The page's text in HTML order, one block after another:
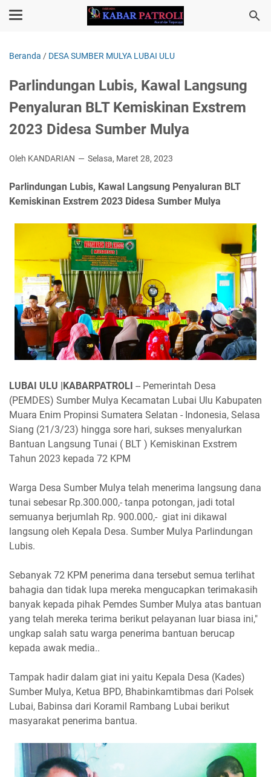
Beranda / DESA SUMBER MULYA LUBAI ULU
Parlindungan Lubis, Kawal Langsung
Penyaluran BLT Kemiskinan Exstrem
2023 Didesa Sumber Mulya
Oleh KANDARIAN Selasa, Maret 28, 2023
Parlindungan Lubis, Kawal Langsung Penyaluran BLT
Kemiskinan Exstrem 2023 Didesa Sumber Mulya
LUBAI ULU |KABARPATROLI -- Pemerintah Desa
(PEMDES) Sumber Mulya Kecamatan Lubai Ulu Kabupaten
Muara Enim Propinsi Sumatera Selatan - Indonesia, Selasa
Siang (21/3/23) hingga sore hari, sukses menyalurkan
Bantuan Langsung Tunai ( BLT ) Kemiskinan Exstrem
Tahun 2023 kepada 72 KPM
Warga Desa Sumber Mulya telah menerima langsung dana
tunai sebesar Rp.300.000,- tanpa potongan, jadi total
semuanya berjumlah Rp. 900.000,- giat ini dikawal
langsung oleh Kepala Desa. Sumber Mulya Parlindungan
Lubis.
Sebanyak 72 KPM penerima dana tersebut semua terlihat
bahagia dan tidak lupa mereka mengucapkan terimakasih
banyak kepada pihak Pemdes Sumber Mulya atas bantuan
yang telah mereka terima berikut pelayanan luar biasa ini,"
ungkap salah satu warga penerima bantuan berucap
kepada awak media..
Tampak hadir dalam giat ini yaitu Kepala Desa (Kades)
Sumber Mulya, Ketua BPD, Bhabinkamtibmas dari Polsek
Lubai, Babinsa dari Koramil Rambang Lubai berikut
masyarakat penerima bantua.